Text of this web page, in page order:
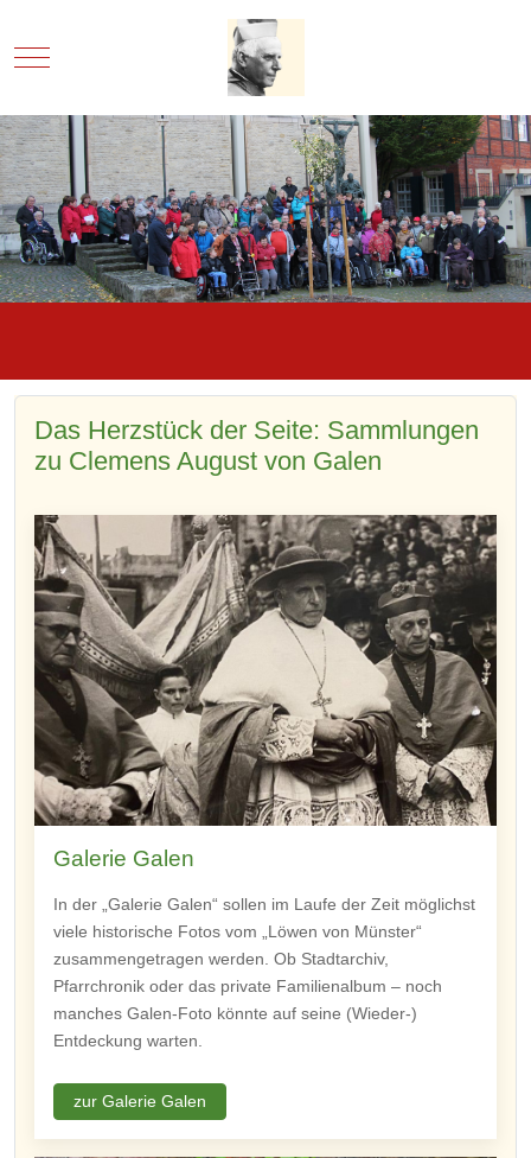
Mobile Menu Toggle
Das Herzstück der Seite: Sammlungen
zu Clemens August von Galen
Galerie Galen
In der „Galerie Galen“ sollen im Laufe der Zeit möglichst
viele historische Fotos vom „Löwen von Münster“
zusammengetragen werden. Ob Stadtarchiv,
Pfarrchronik oder das private Familienalbum – noch
manches Galen-Foto könnte auf seine (Wieder-)
Entdeckung warten.
zur Galerie Galen